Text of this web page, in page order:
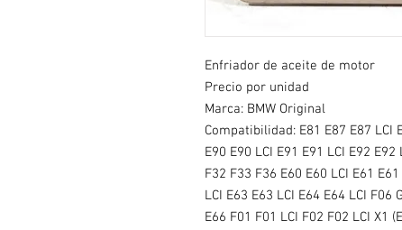
Enfriador de aceite de motor
Precio por unidad
Marca: BMW Original
Compatibilidad: E81 E87 E87 LCI
E90 E90 LCI E91 E91 LCI E92
F32 F33 F36 E60 E60 LCI E61
LCI E63 E63 LCI E64 E64 LCI F06
E66 F01 F01 LCI F02 F02 LCI X1